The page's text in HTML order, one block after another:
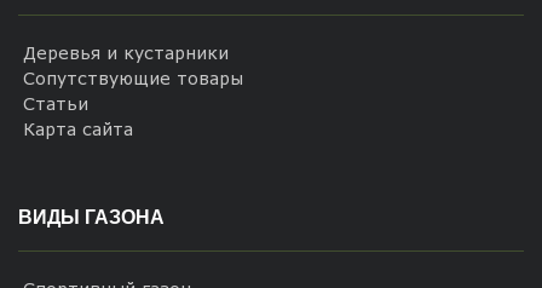
Деревья и кустарники
Сопутствующие товары
Статьи
Карта сайта
ВИДЫ ГАЗОНА